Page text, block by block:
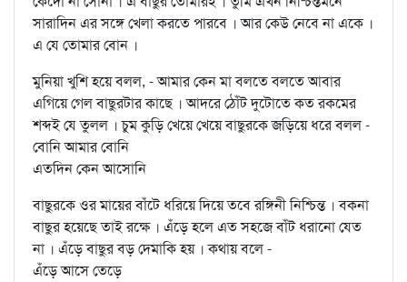
সারাদিন এর সঙ্গে খেলা করতে পারবে । আর কেউ নেবে না একে ।
এ যে তোমার বোন ।
মুনিয়া খুশি হয়ে বলল, - আমার কেন মা বলতে বলতে আবার
এগিয়ে গেল বাছুরটার কাছে । আদরে ঠোঁট দুটোতে কত রকমের
শব্দই যে তুলল । চুম কুড়ি খেয়ে খেয়ে বাছুরকে জড়িয়ে ধরে বলল -
বোনি আমার বোনি
এতদিন কেন আসোনি
বাছুরকে ওর মায়ের বাঁটে ধরিয়ে দিয়ে তবে রঙ্গিনী নিশ্চিন্ত । বকনা
বাছুর হয়েছে তাই রক্ষে । এঁড়ে হলে এত সহজে বাঁট ধরানো যেত
না । এঁড়ে বাছুর বড় দেমাকি হয় । কথায় বলে -
এঁড়ে আসে তেড়ে